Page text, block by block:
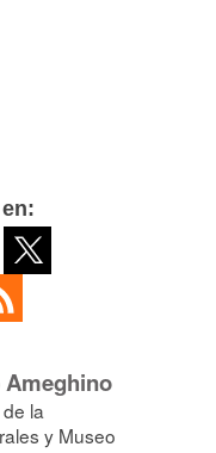
la
y Museo